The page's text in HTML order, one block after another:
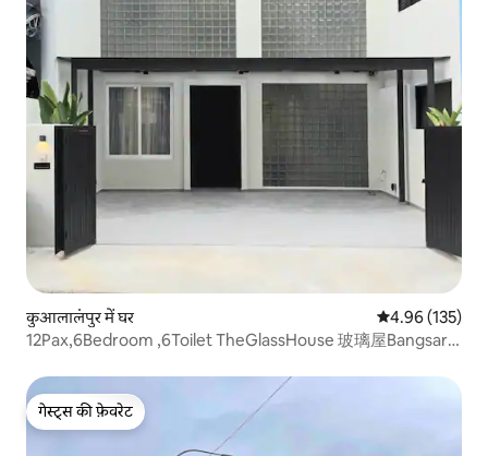
कुआलालंपुर में घर औसत रेटिंग 5 में से
4.96 (135)
12Pax,6Bedroom ,6Toilet TheGlassHouse 玻璃屋Bangsar
गेस्ट्स की फ़ेवरेट
गेस्ट्स की फ़ेवरेट